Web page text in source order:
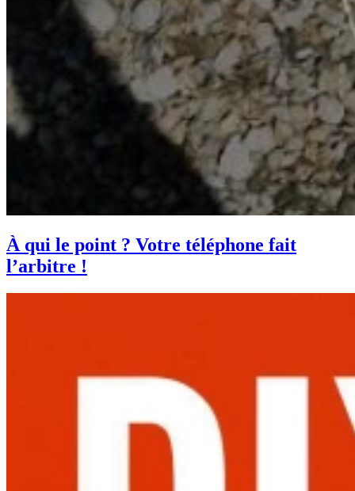
À qui le point ? Votre téléphone fait
l’arbitre !